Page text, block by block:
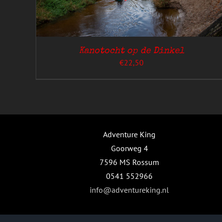
Kanotocht op de Dinkel
€22,50
Adventure King
Goorweg 4
7596 MS Rossum
0541 552966
info@adventureking.nl